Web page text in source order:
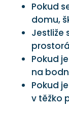
Pokud
domu,
Jestliže
Pokud
na
Pokud
v těžko